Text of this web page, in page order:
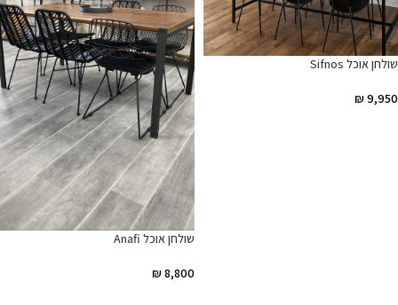
שולחן אוכל Sifnos
₪9,950
שולחן אוכל Anafi
₪8,800